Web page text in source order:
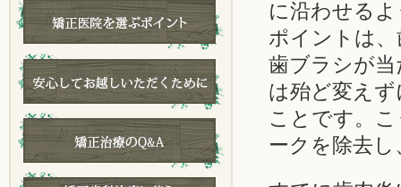
に沿わせる
ポイントは
歯ブラシが
は殆ど変え
ことです。
ークを除去